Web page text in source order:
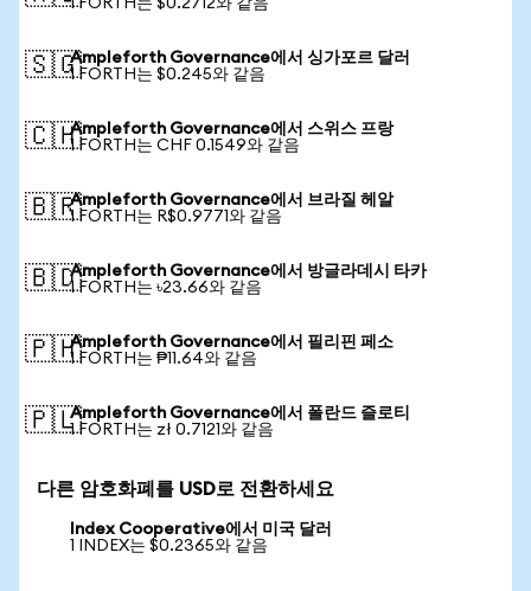
1 FORTH는 $0.2712와 같음
🇸🇬Ampleforth Governance에서 싱가포르 달러
1 FORTH는 $0.245와 같음
🇨🇭Ampleforth Governance에서 스위스 프랑
1 FORTH는 CHF 0.1549와 같음
🇧🇷Ampleforth Governance에서 브라질 헤알
1 FORTH는 R$0.9771와 같음
🇧🇩Ampleforth Governance에서 방글라데시 타카
1 FORTH는 ৳23.66와 같음
🇵🇭Ampleforth Governance에서 필리핀 페소
1 FORTH는 ₱11.64와 같음
🇵🇱Ampleforth Governance에서 폴란드 즐로티
1 FORTH는 zł 0.7121와 같음
다른 암호화폐를 USD로 전환하세요
Index Cooperative에서 미국 달러
1 INDEX는 $0.2365와 같음